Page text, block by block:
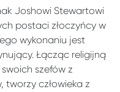
Joshowi Stewartowi
postaci złoczyńcy w
wykonaniu jest
Łącząc religijną
szefów z
człowieka z